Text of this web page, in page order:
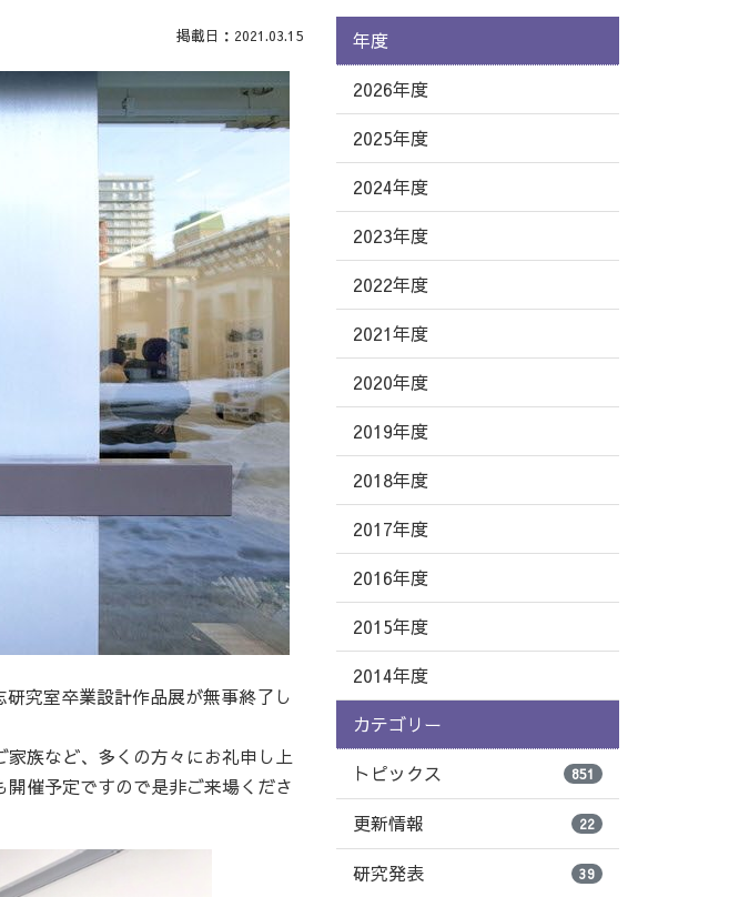
掲載日：2021.03.15
究室卒業設計作品展が無事終了し
族など、多くの方々にお礼申し上
催予定ですので是非ご来場くださ
年度
2026年度
2025年度
2024年度
2023年度
2022年度
2021年度
2020年度
2019年度
2018年度
2017年度
2016年度
2015年度
2014年度
カテゴリー
トピックス 851
更新情報 22
研究発表 39